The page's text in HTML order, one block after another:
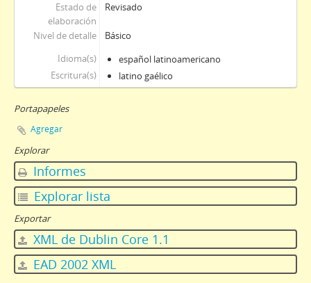
Estado de
elaboración
Revisado
Nivel de detalle
Básico
Idioma(s)
español latinoamericano
Escritura(s)
latino gaélico
Portapapeles
Agregar
Explorar
Informes
Explorar lista
Exportar
XML de Dublin Core 1.1
EAD 2002 XML